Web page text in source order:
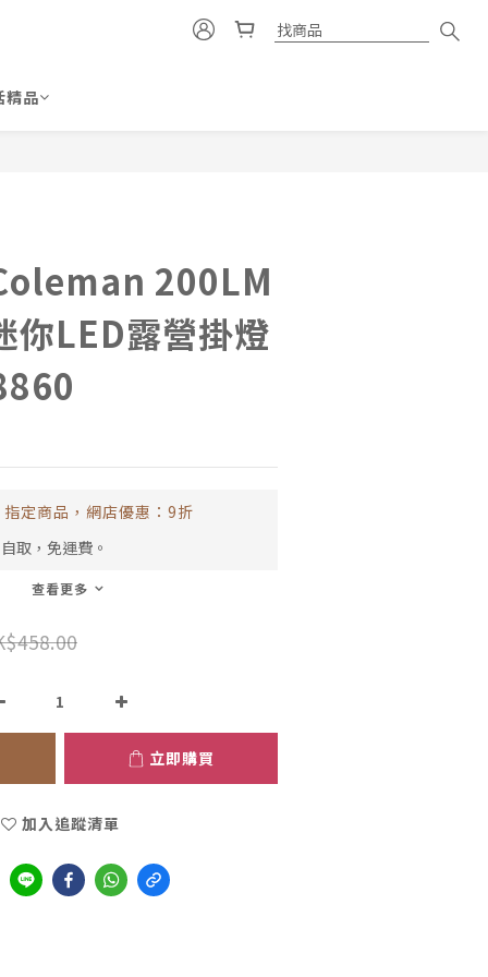
精品
200LM
你LED露營掛燈
指定商品，網店優惠：9折
取，免運費。
查看更多
立即購買
加入追蹤清單